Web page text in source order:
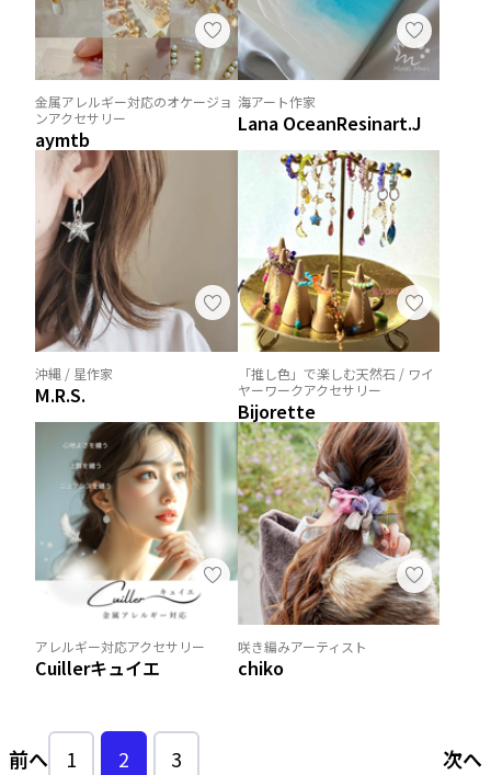
金属アレルギー対応のオケージョ
ンアクセサリー
aymtb
海アート作家
Lana OceanResinart.J
沖縄 / 星作家
M.R.S.
「推し色」で楽しむ天然石 / ワイ
ヤーワークアクセサリー
Bijorette
アレルギー対応アクセサリー
Cuillerキュイエ
咲き編みアーティスト
chiko
前へ 1 2 3 次へ